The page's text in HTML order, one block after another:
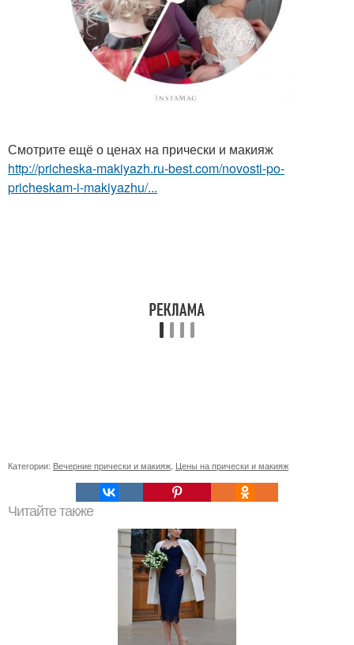
Смотрите ещё о ценах на прически и макияж
http://pricheska-makiyazh.ru-best.com/novosti-po-
pricheskam-i-makiyazhu/...
Категории: Вечерние прически и макияж Цены на прически и макияж
Читайте также